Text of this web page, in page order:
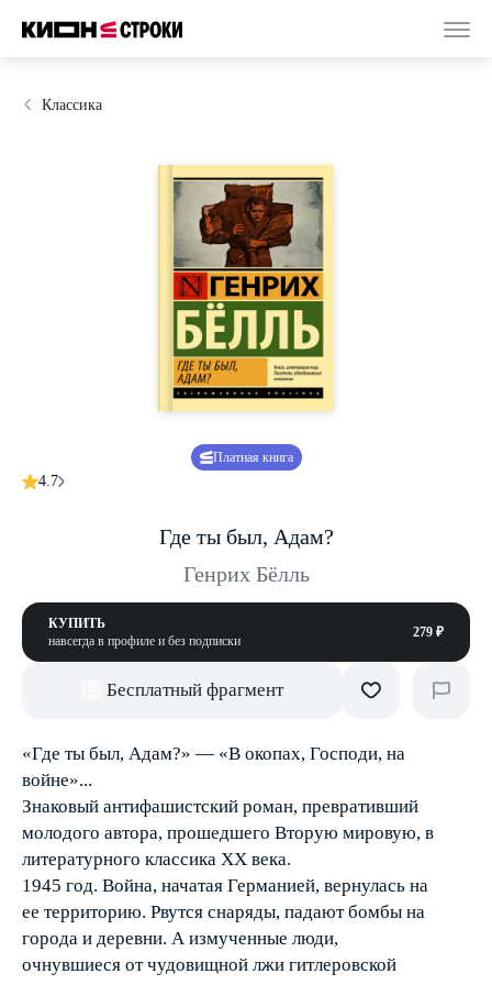
Классика
Платная книга
4.7
Где ты был, Адам?
Генрих Бёлль
КУПИТЬ
навсегда в профиле и без подписки
279 ₽
Бесплатный фрагмент
«Где ты был, Адам?» — «В окопах, Господи, на
войне»...
Знаковый антифашистский роман, превративший
молодого автора, прошедшего Вторую мировую, в
литературного классика ХХ века.
1945 год. Война, начатая Германией, вернулась на
ее территорию. Рвутся снаряды, падают бомбы на
города и деревни. А измученные люди,
очнувшиеся от чудовищной лжи гитлеровской